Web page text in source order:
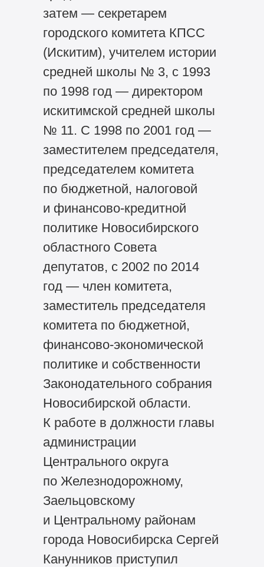
затем — секретарем
городского комитета КПСС
(Искитим), учителем истории
средней школы № 3, с 1993
по 1998 год — директором
искитимской средней школы
№ 11. С 1998 по 2001 год —
заместителем председателя,
председателем комитета
по бюджетной, налоговой
и финансово-кредитной
политике Новосибирского
областного Совета
депутатов, с 2002 по 2014
год — член комитета,
заместитель председателя
комитета по бюджетной,
финансово-экономической
политике и собственности
Законодательного собрания
Новосибирской области.
К работе в должности главы
администрации
Центрального округа
по Железнодорожному,
Заельцовскому
и Центральному районам
города Новосибирска Сергей
Канунников приступил